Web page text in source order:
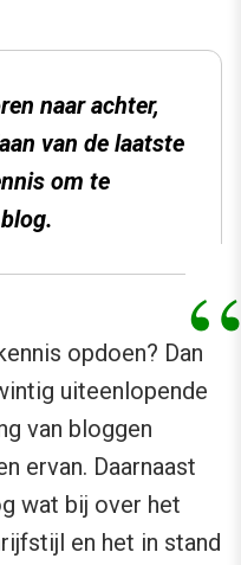
naar achter,
van de laatste
om te
opdoen? Dan
uiteenlopende
van bloggen
ervan. Daarnaast
wat bij over het
en het in stand